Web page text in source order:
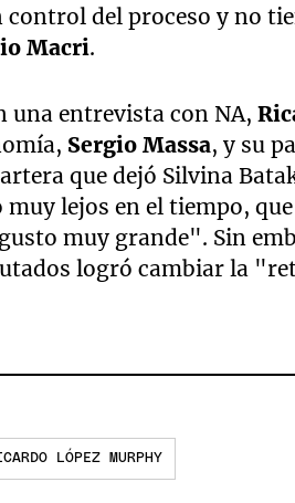
control del proceso y no
Macri.
una entrevista con NA,
Sergio Massa, y su
que dejó Silvina
muy lejos en el tiempo,
muy grande". Sin
logró cambiar la
LÓPEZ MURPHY